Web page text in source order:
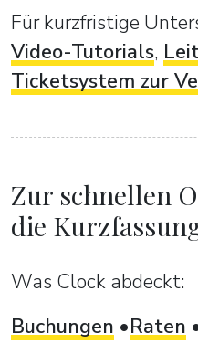
Für kurzfristige
Video-Tutorials,
Ticketsystem zur
Zur schnellen
die
Was Clock abdeckt:
Buchungen
Raten